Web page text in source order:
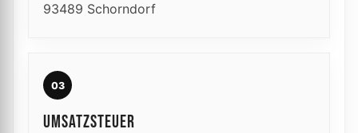
93489 Schorndorf
03
UMSATZSTEUER